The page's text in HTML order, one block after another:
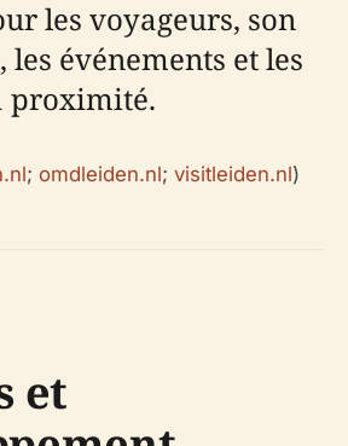
les voyageurs, son
événements et les
proximité.
; omdleiden.nl; visitleiden.nl)
et